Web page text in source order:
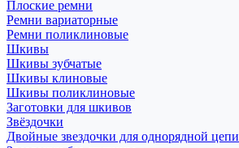
Плоские ремни
Ремни вариаторные
Ремни поликлиновые
Шкивы
Шкивы зубчатые
Шкивы клиновые
Шкивы поликлиновые
Заготовки для шкивов
Звёздочки
Двойные звездочки для однорядной цепи